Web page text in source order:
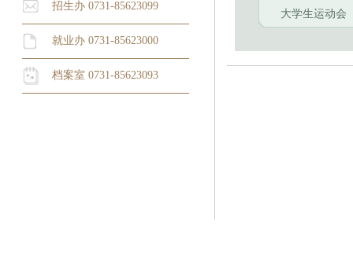
招生办 0731-85623099
就业办 0731-85623000
档案室 0731-85623093
大学生运动会